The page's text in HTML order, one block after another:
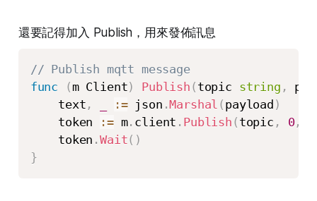
還要記得加入 Publish，用來發佈訊息
// Publish mqtt message
func
( m Client) Publish ( topic string ,
    text
, := json .Marshal ( payload )
    token
:= m. client . Publish ( topic , 0,
    token
.Wait( )
}